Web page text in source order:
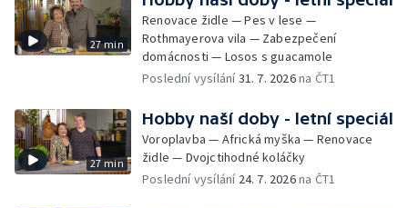
27 min
Renovace židle — Pes v lese —
Rothmayerova vila — Zabezpečení
domácnosti — Losos s guacamole
Poslední vysílání31. 7. 2026na ČT1
27 min
Hobby naší doby - letní speciál
Voroplavba — Africká myška — Renovace
židle — Dvojctihodné koláčky
Poslední vysílání 24. 7. 2026na ČT1